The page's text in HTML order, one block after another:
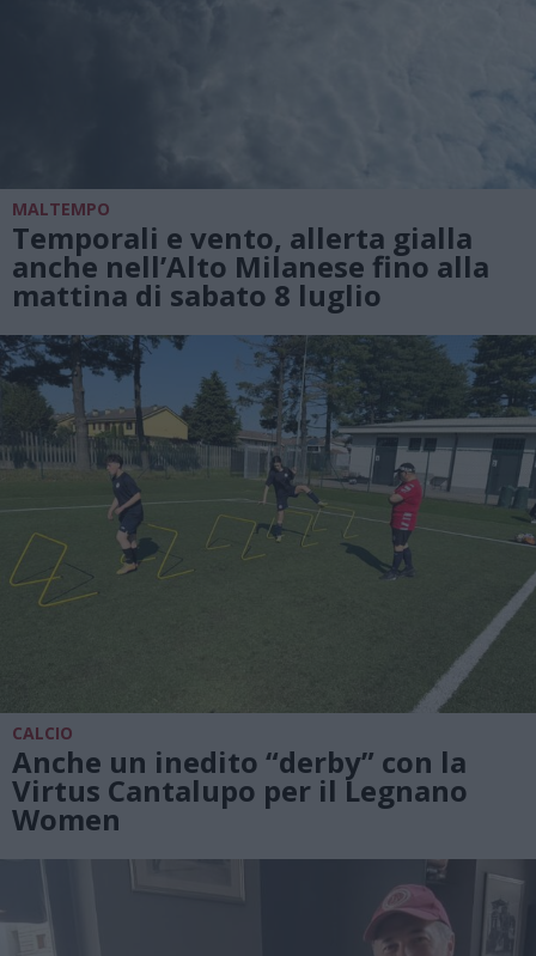
MALTEMPO
Temporali e vento, allerta gialla
anche nell’Alto Milanese fino alla
mattina di sabato 8 luglio
CALCIO
Anche un inedito “derby” con la
Virtus Cantalupo per il Legnano
Women